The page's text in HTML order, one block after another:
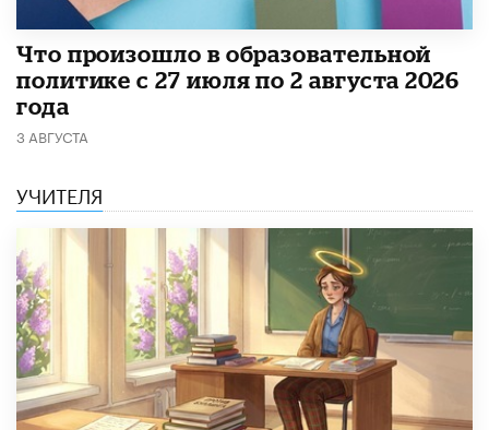
​Что произошло в образовательной
политике с 27 июля по 2 августа 2026
года
3 АВГУСТА
УЧИТЕЛЯ